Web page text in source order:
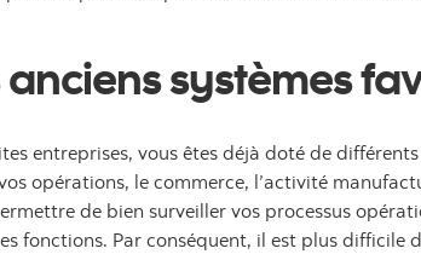
anciens systèmes
entreprises, vous êtes déjà doté de
opérations, le commerce, l’activité
de bien surveiller vos processus
fonctions. Par conséquent, il est plus difficile